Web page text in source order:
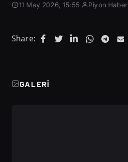
11 May 2026, 15:55· Piyon Haber·
Share:
GALERI